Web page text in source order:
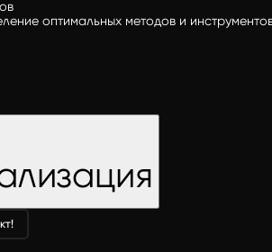
оптимальных методов и